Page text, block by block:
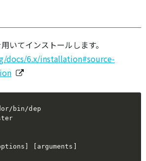
いてインストールします。
docs/6.x/installation#source-
bin/dep
arguments